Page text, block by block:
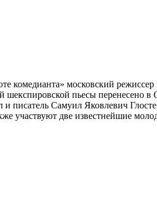
комедианта» московский
шекспировской пьесы перенесено
Самуил Яковлевич
участвуют две известнейшие